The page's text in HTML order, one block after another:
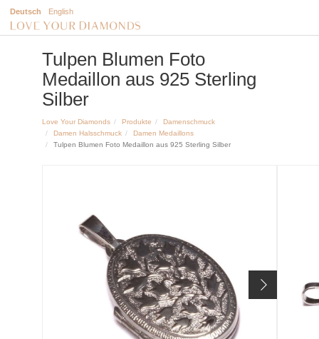
Deutsch English
Tulpen Blumen Foto
Medaillon aus 925 Sterling
Silber
Love Your Diamonds Produkte
Damenschmuck
Damen Halsschmuck
Damen Medaillons
Tulpen Blumen Foto Medaillon aus 925 Sterling Silber